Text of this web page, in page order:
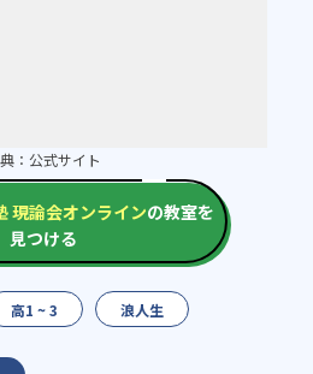
： 公式サイト
現論会オンラインの教室を
見つける
高1 ~ 3 浪人生